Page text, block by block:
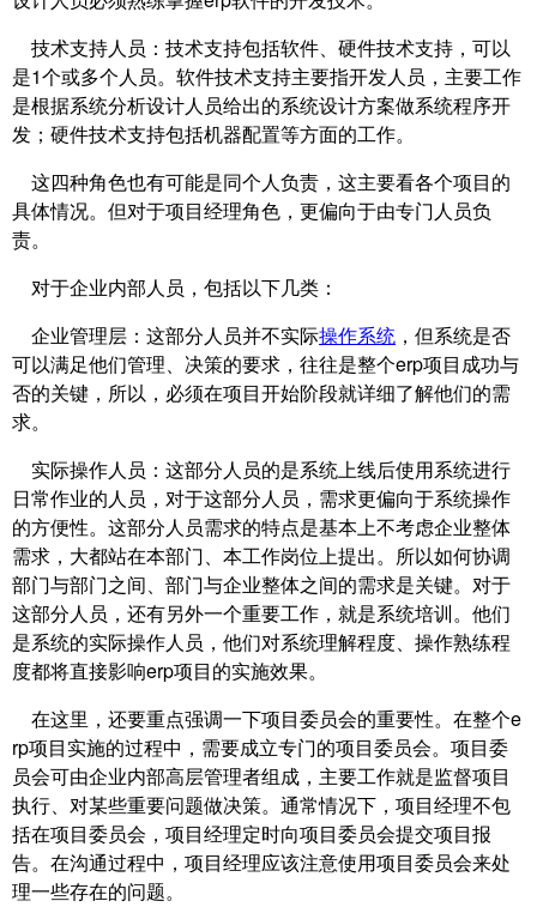
技术支持人员：技术支持包括软件、硬件技术支持，可以
是1个或多个人员。软件技术支持主要指开发人员，主要工作
是根据系统分析设计人员给出的系统设计方案做系统程序开
发；硬件技术支持包括机器配置等方面的工作。
这四种角色也有可能是同个人负责，这主要看各个项目的
具体情况。但对于项目经理角色，更偏向于由专门人员负
责。
对于企业内部人员，包括以下几类：
企业管理层：这部分人员并不实际操作系统 ，但系统是否
可以满足他们管理、决策的要求，往往是整个erp项目成功与
否的关键，所以，必须在项目开始阶段就详细了解他们的需
求。
实际操作人员：这部分人员的是系统上线后使用系统进行
日常作业的人员，对于这部分人员，需求更偏向于系统操作
的方便性。这部分人员需求的特点是基本上不考虑企业整体
需求，大都站在本部门、本工作岗位上提出。所以如何协调
部门与部门之间、部门与企业整体之间的需求是关键。对于
这部分人员，还有另外一个重要工作，就是系统培训。他们
是系统的实际操作人员，他们对系统理解程度、操作熟练程
度都将直接影响erp项目的实施效果。
在这里，还要重点强调一下项目委员会的重要性。在整个e
rp项目实施的过程中，需要成立专门的项目委员会。项目委
员会可由企业内部高层管理者组成，主要工作就是监督项目
执行、对某些重要问题做决策。通常情况下，项目经理不包
括在项目委员会，项目经理定时向项目委员会提交项目报
告。在沟通过程中，项目经理应该注意使用项目委员会来处
理一些存在的问题。